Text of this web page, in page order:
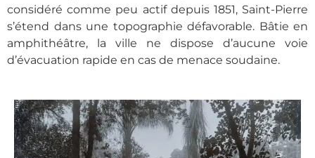
considéré comme peu actif depuis 1851, Saint-Pierre
s’étend dans une topographie défavorable. Bâtie en
amphithéâtre, la ville ne dispose d’aucune voie
d’évacuation rapide en cas de menace soudaine.